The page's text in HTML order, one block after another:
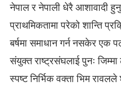
नेपाल र नेपाली धेरै आशावादी
प्राथमिकतामा परेको शान्ति
बर्षमा समाधान गर्न नसकेर एक
संयुक्त राष्ट्रसंघलाई पुनः
स्पष्ट निर्भिक वक्ता भिम रावलले